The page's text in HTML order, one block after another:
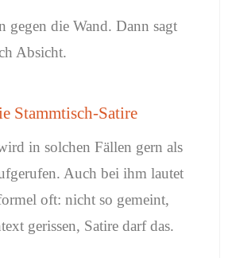
gegen die Wand. Dann sagt
Absicht.
Stammtisch-Satire
in solchen Fällen gern als
Auch bei ihm lautet
oft: nicht so gemeint,
gerissen, Satire darf das.